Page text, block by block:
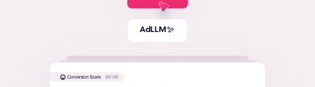
AdLLM